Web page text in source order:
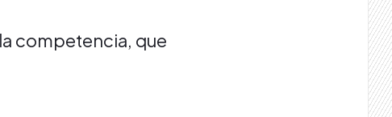
competencia, que